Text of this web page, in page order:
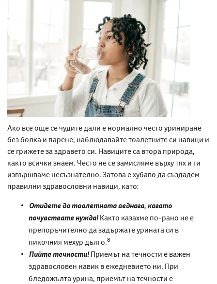
Ако все още се чудите дали е нормално често уриниране
без болка и парене, наблюдавайте тоалетните си навици и
се грижете за здравето си. Навиците са втора природа,
както всички знаем. Често не се замисляме върху тях и ги
извършваме несъзнателно. Затова е хубаво да създадем
правилни здравословни навици, като:
Отидете до тоалетната веднага, когато
почувствате нужда!Както казахме по-рано не е
препоръчително да задържате урината си в
пикочния мехур дълго.8
Пийте течности! Приемът на течности е важен
здравословен навик в ежедневието ни. При
бледожълта урина, приемът на течности е